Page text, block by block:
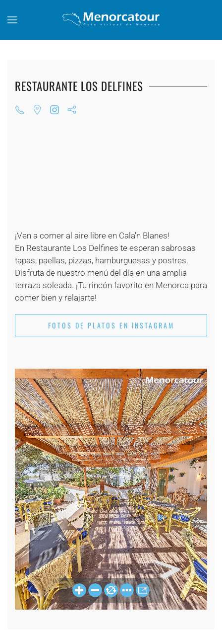
Skip to main content
RESTAURANTE LOS DELFINES
¡Ven a comer al aire libre en Cala'n Blanes!
En Restaurante Los Delfines te esperan sabrosas
tapas, paellas, pizzas, hamburguesas y postres.
Disfruta de nuestro menú del día en una amplia
terraza soleada. ¡Tu rincón favorito en Menorca para
comer bien y relajarte!
FOTOS DE PLATOS EN INSTAGRAM